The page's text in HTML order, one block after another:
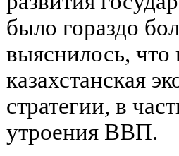
было гораздо
выяснилось,
казахстанская
стратегии, в
утроения ВВП.